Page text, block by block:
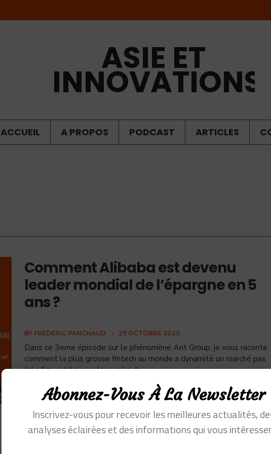
ASIE ET
INNOVATIONS
ACCUEIL A PROPOS PODCAST ARTICLES
Comment Alibaba est devenu
leader mondial de l’épargne en 5
ans ?
BY FREDERIC PANCHAUD • 29 OCTOBRE 2020
Dans ce 3eme épisode sur le phénomène Ant Group, je vous raconte
comment la plus grosse fintech au monde a dynamité un marché pas
très fun, ni très novateur, celui de...
Abonnez-Vous À La Newsletter
Inscrivez-vous pour recevoir les meilleures actualités,
analyses éclairées et des informations qui vous